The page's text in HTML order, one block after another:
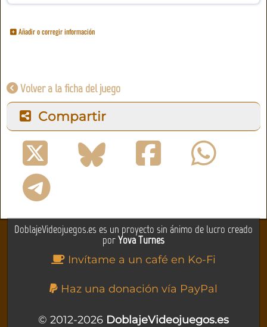
Añadir o corregir información
Volver a la ficha del juego
Compartir
DoblajeVideojuegos.es es un proyecto sin ánimo de lucro creado
porYova Turnes
Invítame a un café en Ko-Fi
Haz una donación vía PayPal
© 2012-2026 DoblajeVideojuegos.es